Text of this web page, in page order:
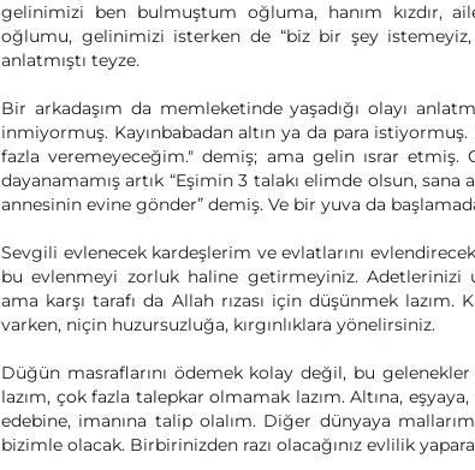
gelinimizi ben bulmuştum oğluma, hanım kızdır,
oğlumu, gelinimizi isterken de “biz bir şey
anlatmıştı teyze.
Bir arkadaşım da memleketinde yaşadığı olayı
inmiyormuş. Kayınbabadan altın ya da para istiyormuş.
fazla veremeyeceğim." demiş; ama gelin ısrar etmiş.
dayanamamış artık “Eşimin 3 talakı elimde olsun,
annesinin evine gönder” demiş. Ve bir yuva da
Sevgili evlenecek kardeşlerim ve evlatlarını
bu evlenmeyi zorluk haline getirmeyiniz.
ama karşı tarafı da Allah rızası için düşünmek
varken, niçin huzursuzluğa, kırgınlıklara yönelirsiniz.
Düğün masraflarını ödemek kolay değil, bu
lazım, çok fazla talepkar olmamak lazım. Altına,
edebine, imanına talip olalım. Diğer dünyaya
bizimle olacak. Birbirinizden razı olacağınız evlilik